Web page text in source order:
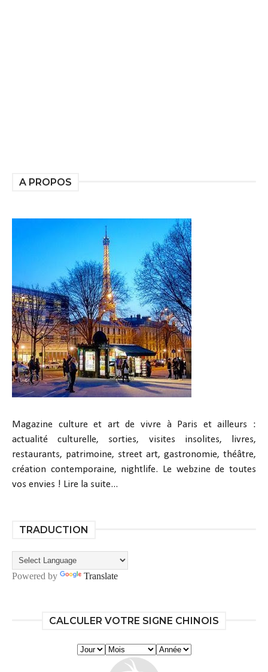
A PROPOS
Magazine culture et art de vivre à Paris et ailleurs :
actualité culturelle, sorties, visites insolites, livres,
restaurants, patrimoine, street art, gastronomie, théâtre,
création contemporaine, nightlife. Le webzine de toutes
vos envies ! Lire la suite...
TRADUCTION
Powered by Translate
CALCULER VOTRE SIGNE CHINOIS